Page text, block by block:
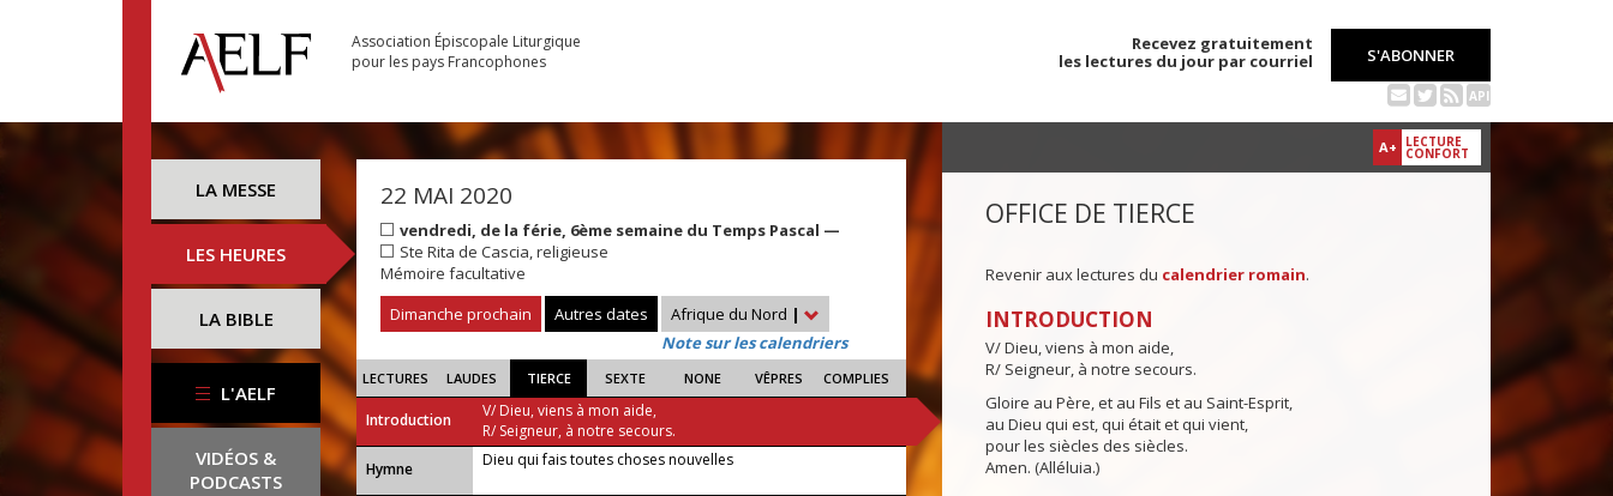
Association Épiscopale Liturgique
pour les pays Francophones
Recevez gratuitement
les lectures du jour par courriel
S'ABONNER
API
LA MESSE
LES HEURES
LA BIBLE
L'AELF
VIDÉOS &
PODCASTS
22 MAI 2020
vendredi, de la férie, 6ème semaine du Temps Pascal —
Ste Rita de Cascia, religieuse
Mémoire facultative
Dimanche prochain
Autres dates Afrique du Nord |
Note sur les calendriers
LECTURES LAUDES TIERCE SEXTE NONE VÊPRES COMPLIES
Introduction
V/ Dieu, viens à mon aide,
R/ Seigneur, à notre secours.
...
Hymne Dieu qui fais toutes choses nouvelles
A+ LECTURE
CONFORT
OFFICE DE TIERCE
Revenir aux lectures du calendrier romain.
INTRODUCTION
V/ Dieu, viens à mon aide,
R/ Seigneur, à notre secours.
Gloire au Père, et au Fils et au Saint-Esprit,
au Dieu qui est, qui était et qui vient,
pour les siècles des siècles.
Amen. (Alléluia.)